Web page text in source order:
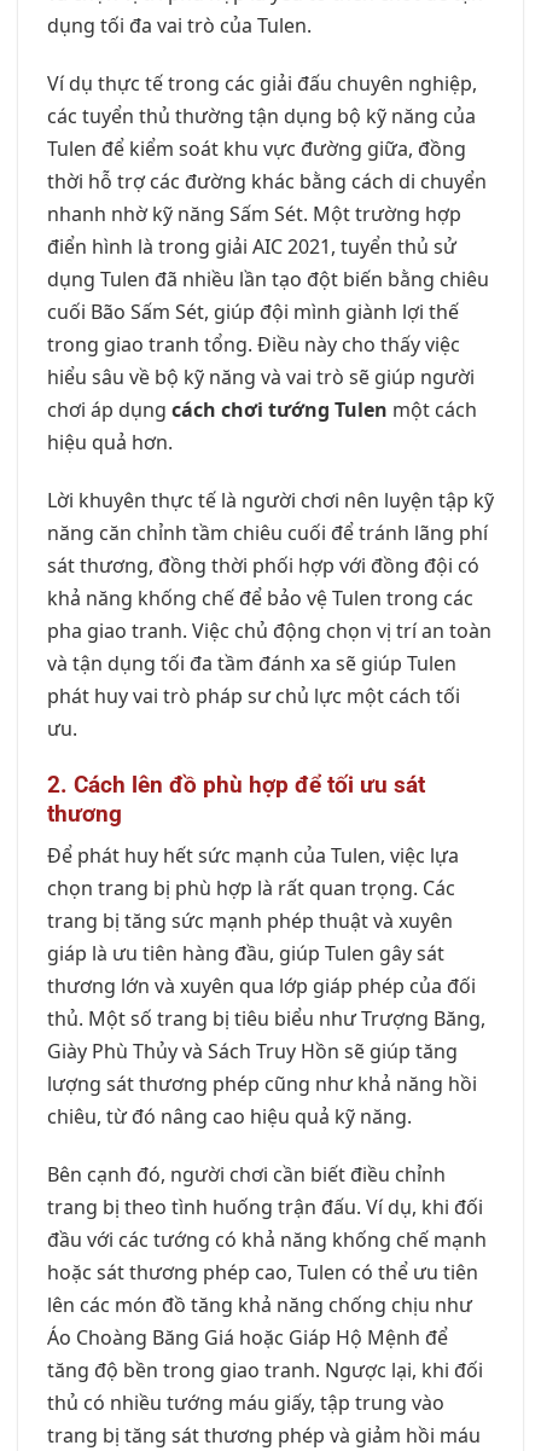
dụng tối đa vai trò của Tulen.
Ví dụ thực tế trong các giải đấu chuyên nghiệp,
các tuyển thủ thường tận dụng bộ kỹ năng của
Tulen để kiểm soát khu vực đường giữa, đồng
thời hỗ trợ các đường khác bằng cách di chuyển
nhanh nhờ kỹ năng Sấm Sét. Một trường hợp
điển hình là trong giải AIC 2021, tuyển thủ sử
dụng Tulen đã nhiều lần tạo đột biến bằng chiêu
cuối Bão Sấm Sét, giúp đội mình giành lợi thế
trong giao tranh tổng. Điều này cho thấy việc
hiểu sâu về bộ kỹ năng và vai trò sẽ giúp người
chơi áp dụng cách chơi tướng Tulen một cách
hiệu quả hơn.
Lời khuyên thực tế là người chơi nên luyện tập kỹ
năng căn chỉnh tầm chiêu cuối để tránh lãng phí
sát thương, đồng thời phối hợp với đồng đội có
khả năng khống chế để bảo vệ Tulen trong các
pha giao tranh. Việc chủ động chọn vị trí an toàn
và tận dụng tối đa tầm đánh xa sẽ giúp Tulen
phát huy vai trò pháp sư chủ lực một cách tối
ưu.
2. Cách lên đồ phù hợp để tối ưu sát
thương
Để phát huy hết sức mạnh của Tulen, việc lựa
chọn trang bị phù hợp là rất quan trọng. Các
trang bị tăng sức mạnh phép thuật và xuyên
giáp là ưu tiên hàng đầu, giúp Tulen gây sát
thương lớn và xuyên qua lớp giáp phép của đối
thủ. Một số trang bị tiêu biểu như Trượng Băng,
Giày Phù Thủy và Sách Truy Hồn sẽ giúp tăng
lượng sát thương phép cũng như khả năng hồi
chiêu, từ đó nâng cao hiệu quả kỹ năng.
Bên cạnh đó, người chơi cần biết điều chỉnh
trang bị theo tình huống trận đấu. Ví dụ, khi đối
đầu với các tướng có khả năng khống chế mạnh
hoặc sát thương phép cao, Tulen có thể ưu tiên
lên các món đồ tăng khả năng chống chịu như
Áo Choàng Băng Giá hoặc Giáp Hộ Mệnh để
tăng độ bền trong giao tranh. Ngược lại, khi đối
thủ có nhiều tướng máu giấy, tập trung vào
trang bị tăng sát thương phép và giảm hồi máu